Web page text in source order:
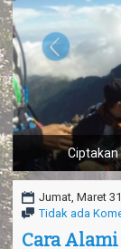
Jumat, Maret
Tidak ada
Cara